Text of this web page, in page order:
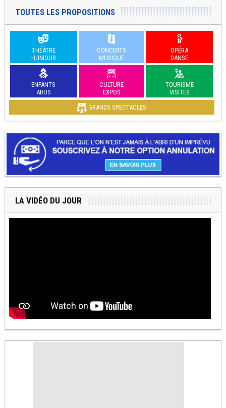
TOUTES LES PROPOSITIONS
THÉÂTRE
HUMOUR
CONCERTS
MUSIQUE
OPÉRA
DANSE
ENFANTS
ADOS
CULTURE
EXPOS
TOURISME
VISITES
GRANDS SPECTACLES
LA VIDÉO DU JOUR